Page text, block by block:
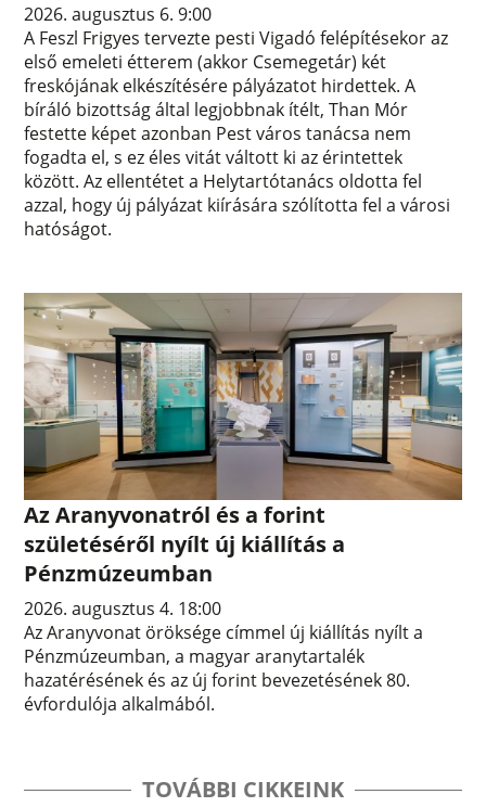
2026. augusztus 6. 9:00
A Feszl Frigyes tervezte pesti Vigadó felépítésekor az
első emeleti étterem (akkor Csemegetár) két
freskójának elkészítésére pályázatot hirdettek. A
bíráló bizottság által legjobbnak ítélt, Than Mór
festette képet azonban Pest város tanácsa nem
fogadta el, s ez éles vitát váltott ki az érintettek
között. Az ellentétet a Helytartótanács oldotta fel
azzal, hogy új pályázat kiírására szólította fel a városi
hatóságot.
Az Aranyvonatról és a forint
születéséről nyílt új kiállítás a
Pénzmúzeumban
2026. augusztus 4. 18:00
Az Aranyvonat öröksége címmel új kiállítás nyílt a
Pénzmúzeumban, a magyar aranytartalék
hazatérésének és az új forint bevezetésének 80.
évfordulója alkalmából.
TOVÁBBI CIKKEINK